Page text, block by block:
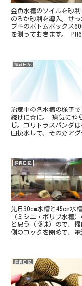
金魚水槽のソイルを砂
のろか砂利を導入。せ
ブキのボトムボックス
を測っておきます。
飼育日記
治療中の各水槽の様子
続けに☆に。 病気にや
じ。コリドラスパンダ
回換水して、その分ア
飼育日記
先日30cm水槽と45cm水
（ミシニ・ポリプ水槽
と思う（曖昧）ので、
側のコックを閉めて、
飼育日記